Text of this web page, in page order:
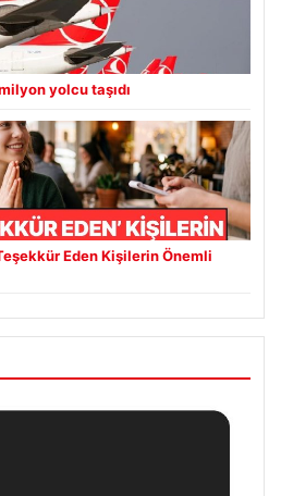
yolcu taşıdı
Eden Kişilerin Önemli